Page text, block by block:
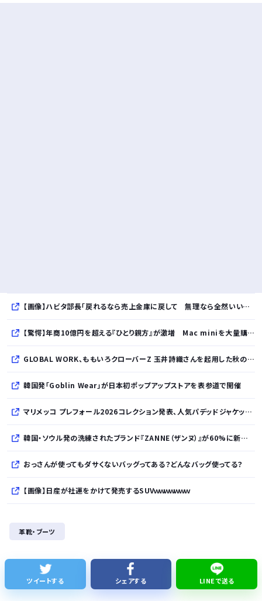
【画像】ハビタ部長「戻れるなら売上金庫に戻して 無理なら全然いいです イオンが戻って良いって言わなきゃ入ったらダメです」
【驚愕】年商10億円を超える『ひとり親方』が激増 Mac miniを大量購入しAIを従業員に
GLOBAL WORK、ももいろクローバーZ 玉井詩織さんを起用した秋のLOOK BOOKを先行公開
韓国発「Goblin Wear」が日本初ポップアップストアを表参道で開催
マリメッコ プレフォール2026コレクション発表、人気パデッドジャケットの日本限定カラーも登場
韓国・ソウル発の洗練されたブランド『ZANNE（ザンヌ）』が60%に新規入店、モダン×エフォートレスなコレクションを展開
おっさんが使ってもダサくないバッグってある？どんなバッグ使ってる？
【画像】日産が社運をかけて発売するSUVｗｗｗｗｗｗｗ
1人でタイ旅行って危ないの？
革靴・ブーツ
ツイートする シェアする LINEで送る